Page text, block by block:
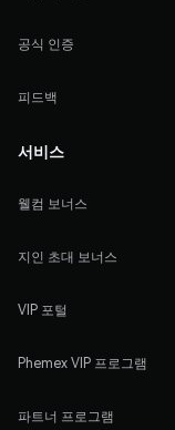
공식 인증
피드백
서비스
웰컴 보너스
지인 초대 보너스
VIP 포털
Phemex VIP 프로그램
파트너 프로그램